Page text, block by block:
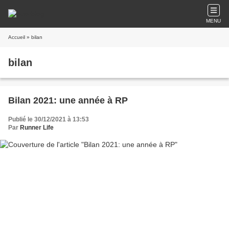
MENU
Accueil » bilan
bilan
Bilan 2021: une année à RP
Publié le 30/12/2021 à 13:53
Par Runner Life